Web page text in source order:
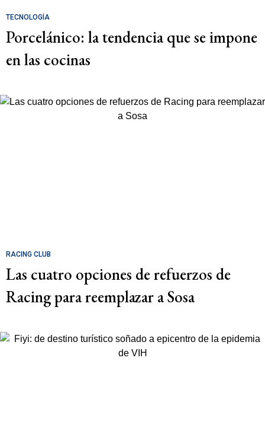
TECNOLOGÍA
Porcelánico: la tendencia que se impone
en las cocinas
RACING CLUB
Las cuatro opciones de refuerzos de
Racing para reemplazar a Sosa